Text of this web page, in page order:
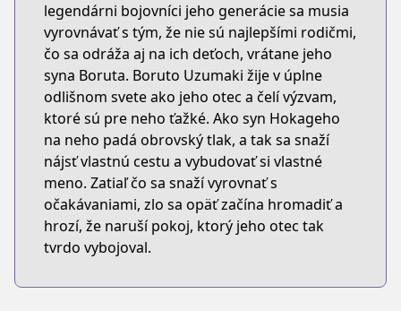
legendárni bojovníci jeho generácie sa musia
vyrovnávať s tým, že nie sú najlepšími rodičmi,
čo sa odráža aj na ich deťoch, vrátane jeho
syna Boruta. Boruto Uzumaki žije v úplne
odlišnom svete ako jeho otec a čelí výzvam,
ktoré sú pre neho ťažké. Ako syn Hokageho
na neho padá obrovský tlak, a tak sa snaží
nájsť vlastnú cestu a vybudovať si vlastné
meno. Zatiaľ čo sa snaží vyrovnať s
očakávaniami, zlo sa opäť začína hromadiť a
hrozí, že naruší pokoj, ktorý jeho otec tak
tvrdo vybojoval.